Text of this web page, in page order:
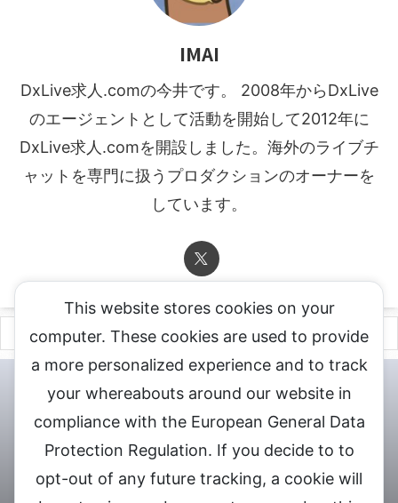
IMAI
DxLive求人.comの今井です。 2008年からDxLive
のエージェントとして活動を開始して2012年に
DxLive求人.comを開設しました。海外のライブチ
ャットを専門に扱うプロダクションのオーナーを
しています。
チャットレディ登録申込 DXLIVE求人.comへお問合せ
DXLIVE 退
会・解約・移籍の申請
式サイト
DXLIVEのチャットレディ求人情報サイト
This website stores cookies on your
computer. These cookies are used to provide
a more personalized experience and to track
your whereabouts around our website in
compliance with the European General Data
Protection Regulation. If you decide to to
opt-out of any future tracking, a cookie will